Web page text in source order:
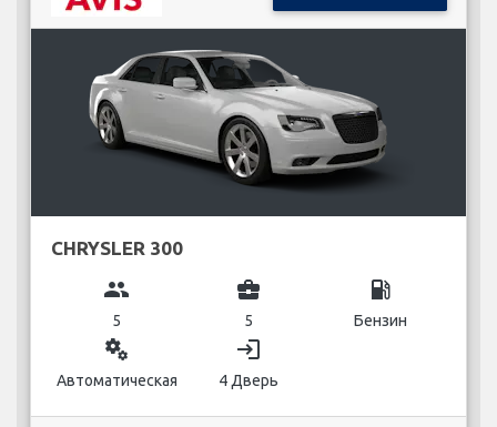
CHRYSLER 300
group
5
business_center
5
local_gas_station
Бензин
miscellaneous_services
Автоматическая
login
4 Дверь